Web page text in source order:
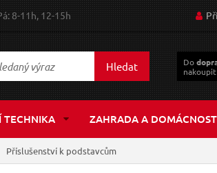
8-11h, 12-15h
Hledat Do
TECHNIKA ZAHRADA A DOMÁCNOST
Příslušenství k podstavcům